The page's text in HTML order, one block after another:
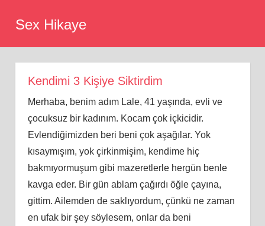
Sex Hikaye
Kendimi 3 Kişiye Siktirdim
Merhaba, benim adım Lale, 41 yaşında, evli ve
çocuksuz bir kadınım. Kocam çok içkicidir.
Evlendiğimizden beri beni çok aşağılar. Yok
kısaymışım, yok çirkinmişim, kendime hiç
bakmıyormuşum gibi mazeretlerle hergün benle
kavga eder. Bir gün ablam çağırdı öğle çayına,
gittim. Ailemden de saklıyordum, çünkü ne zaman
en ufak bir şey söylesem, onlar da beni